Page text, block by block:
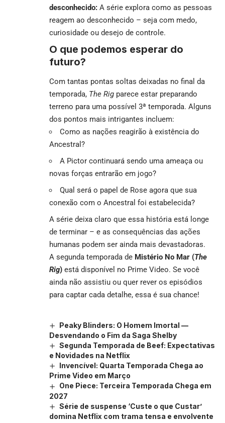
desconhecido: A série explora como as pessoas
reagem ao desconhecido – seja com medo,
curiosidade ou desejo de controle.
O que podemos esperar do
futuro?
Com tantas pontas soltas deixadas no final da
temporada, The Rig parece estar preparando
terreno para uma possível 3ª temporada. Alguns
dos pontos mais intrigantes incluem:
Como as nações reagirão à existência do
Ancestral?
A Pictor continuará sendo uma ameaça ou
novas forças entrarão em jogo?
Qual será o papel de Rose agora que sua
conexão com o Ancestral foi estabelecida?
A série deixa claro que essa história está longe
de terminar – e as consequências das ações
humanas podem ser ainda mais devastadoras.
A segunda temporada de Mistério No Mar (The
Rig) está disponível no Prime Video. Se você
ainda não assistiu ou quer rever os episódios
para captar cada detalhe, essa é sua chance!
Peaky Blinders: O Homem Imortal —
Desvendando o Fim da Saga Shelby
Segunda Temporada de Beef: Expectativas
e Novidades na Netflix
Invencível: Quarta Temporada Chega ao
Prime Video em Março
One Piece: Terceira Temporada Chega em
2027
Série de suspense ‘Custe o que Custar’
domina Netflix com trama tensa e envolvente